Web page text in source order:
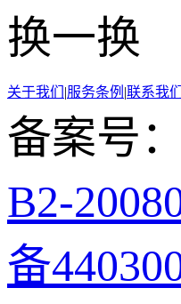
换一换
关于我们 |服务条例 |联系我们
备案号：
B2-
备